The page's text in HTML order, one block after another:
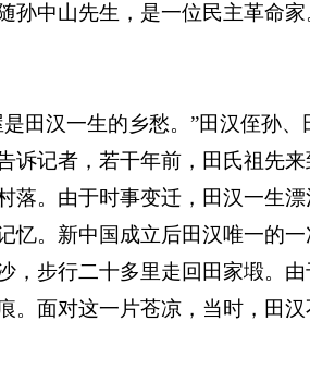
孙中山先生，是一位民主革命
汉一生的乡愁。”田汉侄孙、
诉记者，若干年前，田氏祖先
落。由于时事变迁，田汉一生
忆。新中国成立后田汉唯一的
，步行二十多里走回田家塅。
。面对这一片苍凉，当时，田